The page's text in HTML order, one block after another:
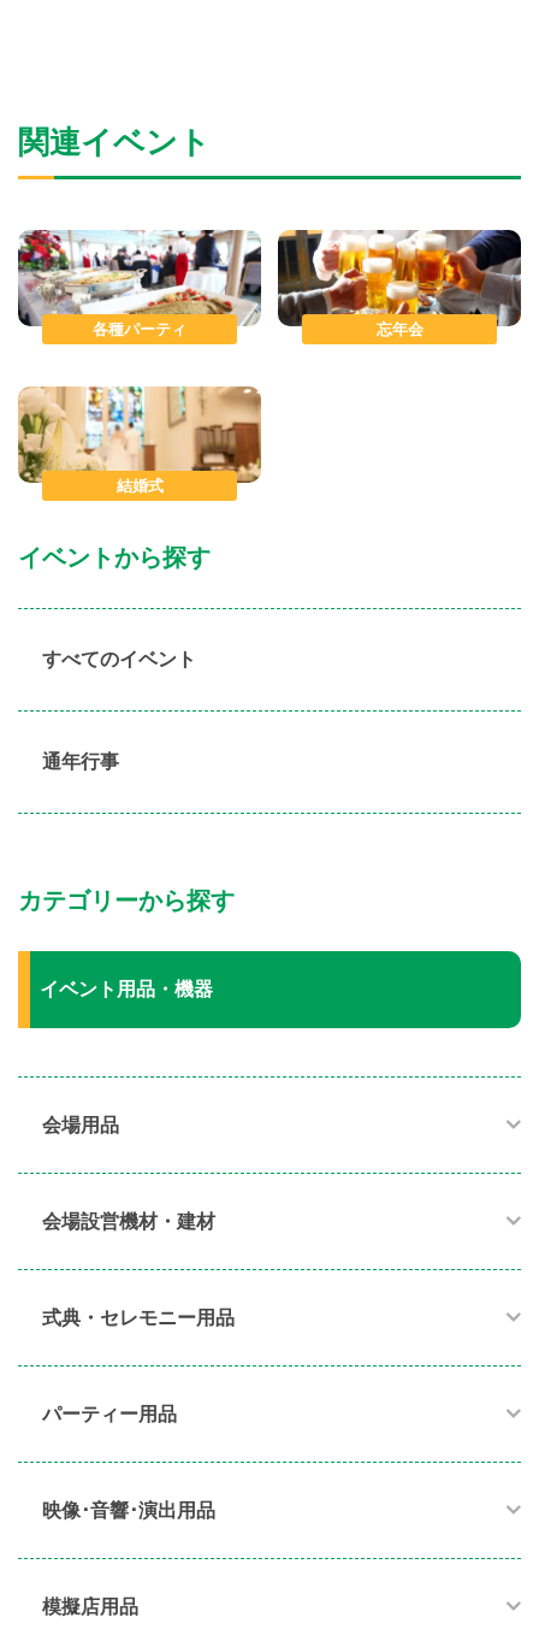
イベントから探す
すべてのイベント
通年行事
カテゴリーから探す
イベント用品・機器
会場用品
会場設営機材・建材
式典・セレモニー用品
パーティー用品​
映像･音響･演出用品​
模擬店用品​
関連イベント
各種パーティ 忘年会
結婚式